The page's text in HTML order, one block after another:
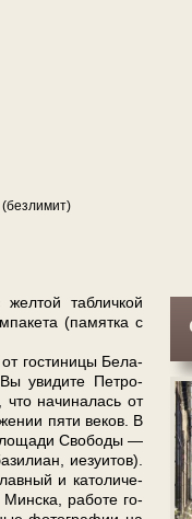
таб­лич­кой
(па­мят­ка с
го­сти­ни­цы Бе­ла­
уви­ди­те Петро-
на­чи­на­лась от
пя­ти ве­ков. В
Сво­бо­ды —
иезуи­тов).
и ка­то­ли­че­
Мин­ска, ра­бо­те го­